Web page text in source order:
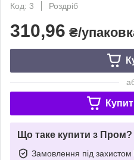
Код: 3
Роздріб
310,96 ₴/
Що таке купити з Пром?
Замовлення під захистом